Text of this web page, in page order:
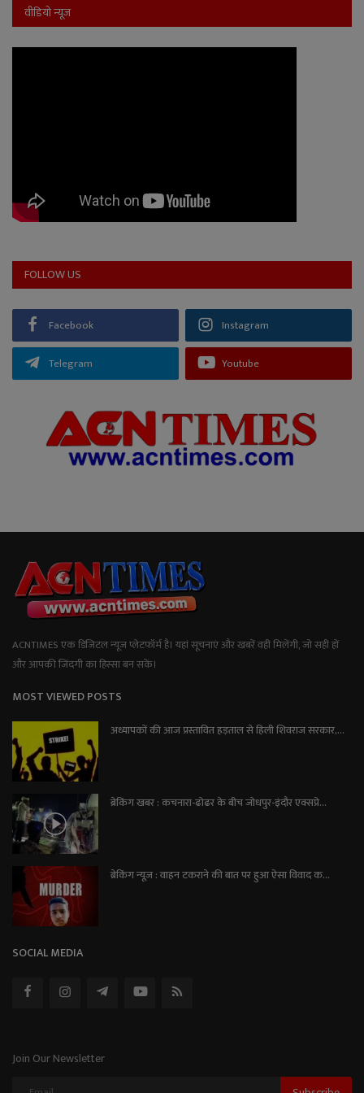
वीडियो न्यूज
FOLLOW US
Facebook Instagram
Telegram Youtube
ACNTIMES एक डिजिटल न्यूज प्लेटफॉर्म है। यहां सूचनाएं और खबरें वही मिलेंगी, जो सही हों
और आपकी जिंदगी का हिस्सा बन सकें।
MOST VIEWED POSTS
अध्यापकों की आज प्रस्तावित हड़ताल से हिली शिवराज सरकार,...
ब्रेकिंग खबर : कचनारा-ढोढर के बीच जोधपुर-इंदौर एक्सप्रे...
ब्रेकिंग न्यूज़ : वाहन टकराने की बात पर हुआ ऐसा विवाद क...
SOCIAL MEDIA
Join Our Newsletter